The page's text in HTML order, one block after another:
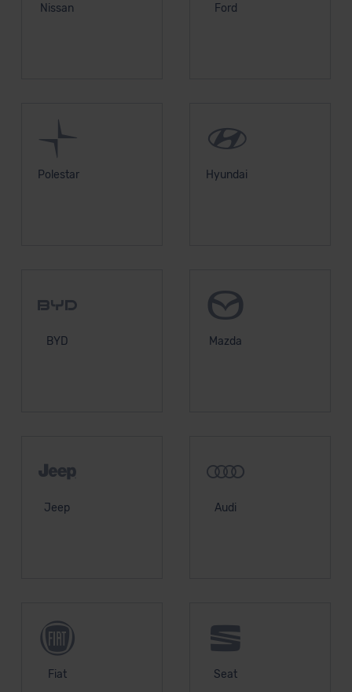
unserem Datenschutzbeauftragten unter
Nissan Ford
Polestar Hyundai
BYD Mazda
Jeep Audi
Fiat Seat